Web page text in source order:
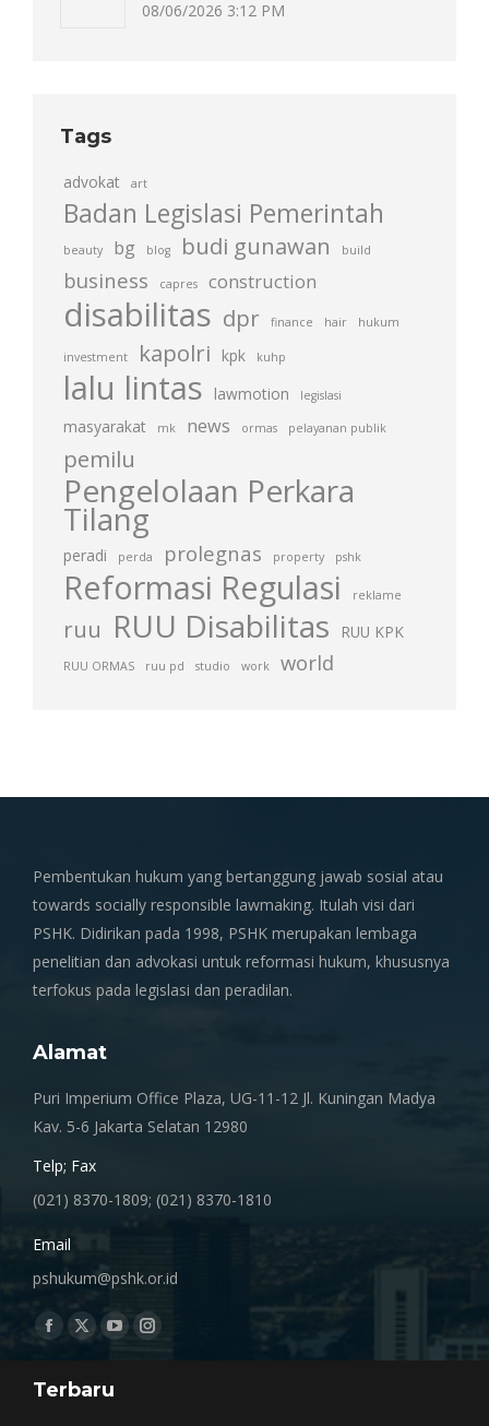
08/06/2026 3:12 PM
Tags
advokat art
Badan Legislasi Pemerintah
beauty bg blog budi gunawan build
business capres construction
disabilitas dpr finance hair hukum
investment kapolri kpk kuhp
lalu lintas lawmotion legislasi
masyarakat mk news ormas pelayanan publik
pemilu
Pengelolaan Perkara
Tilang
peradi perda prolegnas property pshk
Reformasi Regulasi reklame
ruu RUU Disabilitas RUU KPK
RUU ORMAS ruu pd studio work world
Pembentukan hukum yang bertanggung jawab sosial atau
towards socially responsible lawmaking. Itulah visi dari
PSHK. Didirikan pada 1998, PSHK merupakan lembaga
penelitian dan advokasi untuk reformasi hukum, khususnya
terfokus pada legislasi dan peradilan.
Alamat
Puri Imperium Office Plaza, UG-11-12 Jl. Kuningan Madya
Kav. 5-6 Jakarta Selatan 12980
Telp; Fax
(021) 8370-1809; (021) 8370-1810
Email
pshukum@pshk.or.id
Find us on:
Facebook
opens
X
opens
YouTube
opens
Instagram
Terbaru